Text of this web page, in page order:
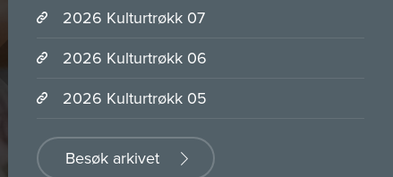
2026 Kulturtrøkk 07
2026 Kulturtrøkk 06
2026 Kulturtrøkk 05
Besøk arkivet